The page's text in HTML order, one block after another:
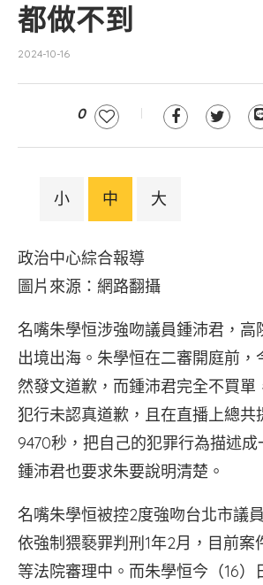
都做不到
2024-10-16
0
小 中 大
政治中心綜合報導
圖片來源：網路
名嘴朱學恒涉強吻議員鍾沛君，高
出境出海。朱學恒在二審開庭前，
然發文道歉，而鍾沛君完全不買單
犯行未認真道歉，且在直播上總共
9470秒，把自己的犯罪行為描述成
鍾沛君也要求朱要說明清楚。
名嘴朱學恒被控2度強吻台北市議
依強制猥褻罪判刑1年2月，目前案
等法院審理中。而朱學恒今（16）